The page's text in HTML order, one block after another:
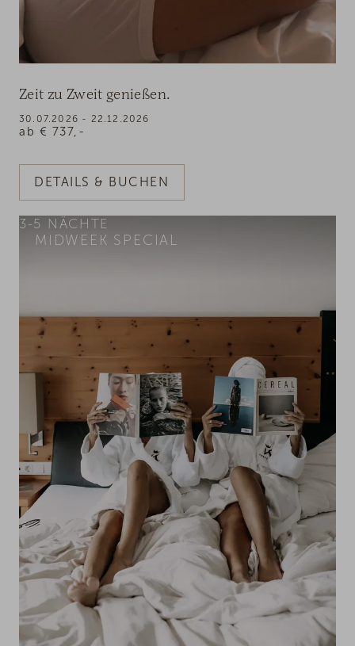
Zeit zu Zweit genießen.
ab € 737,-
30.07.2026 - 22.12.2026
DETAILS & BUCHEN
MIDWEEK SPECIAL
3-5 NÄCHTE